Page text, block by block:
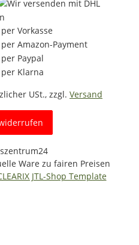
USt., zzgl. Versand
Ware zu fairen Preisen
JTL-Shop Template